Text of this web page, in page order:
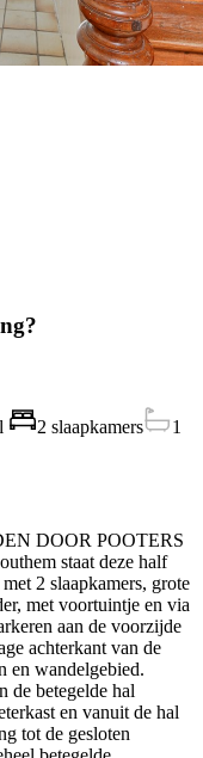
2 slaapkamers
1
DOOR POOTERS
staat deze half
2 slaapkamers, grote
met voortuintje en via
aan de voorzijde
achterkant van de
en wandelgebied.
de betegelde hal
en vanuit de hal
tot de gesloten